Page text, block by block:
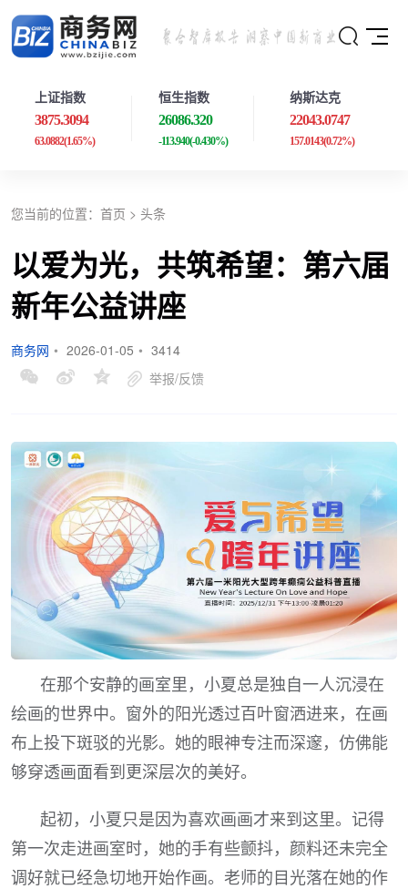
上证指数
3875.3094
63.0882(1.65%)
恒生指数
26086.320
-113.940(-0.430%)
纳斯达克
22043.0747
157.0143(0.72%)
您当前的位置： 首页 > 头条
以爱为光，共筑希望：第六届
新年公益讲座
商务网 • 2026-01-05 • 3414
举报/反馈
在那个安静的画室里，小夏总是独自一人沉浸在
绘画的世界中。窗外的阳光透过百叶窗洒进来，在画
布上投下斑驳的光影。她的眼神专注而深邃，仿佛能
够穿透画面看到更深层次的美好。
起初，小夏只是因为喜欢画画才来到这里。记得
第一次走进画室时，她的手有些颤抖，颜料还未完全
调好就已经急切地开始作画。老师的目光落在她的作